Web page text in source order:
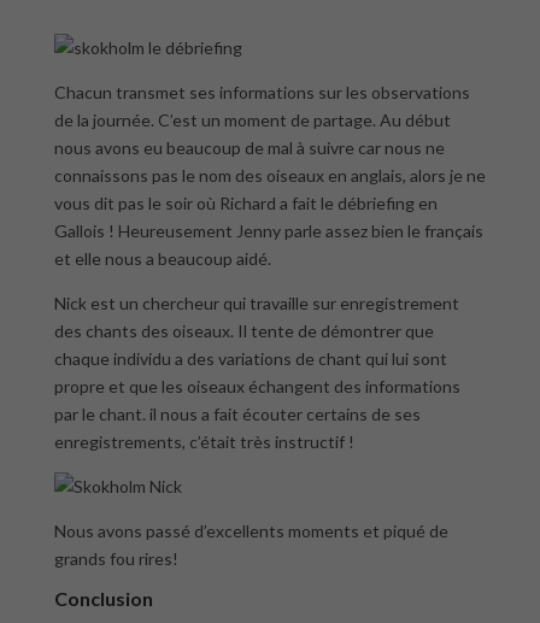
Chacun transmet ses informations sur les observations
de la journée. C’est un moment de partage. Au début
nous avons eu beaucoup de mal à suivre car nous ne
connaissons pas le nom des oiseaux en anglais, alors je ne
vous dit pas le soir où Richard a fait le débriefing en
Gallois ! Heureusement Jenny parle assez bien le français
et elle nous a beaucoup aidé.
Nick est un chercheur qui travaille sur enregistrement
des chants des oiseaux. Il tente de démontrer que
chaque individu a des variations de chant qui lui sont
propre et que les oiseaux échangent des informations
par le chant. il nous a fait écouter certains de ses
enregistrements, c’était très instructif !
Nous avons passé d’excellents moments et piqué de
grands fou rires!
Conclusion